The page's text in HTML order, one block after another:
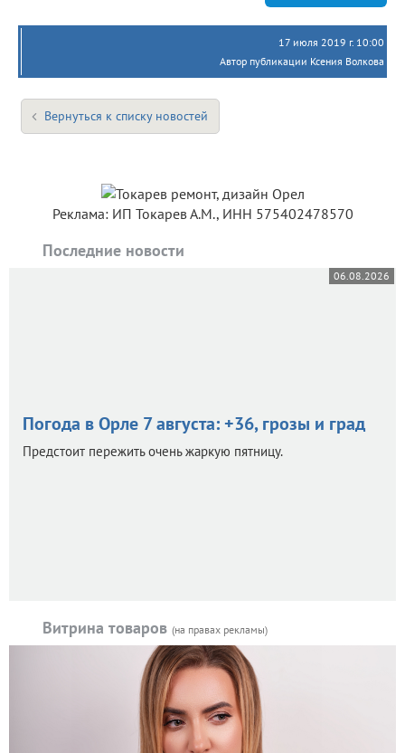
17 июля 2019 г. 10:00
Автор публикации Ксения Волкова
Вернуться к списку новостей
Реклама: ИП Токарев А.М., ИНН 575402478570
Последние новости
06.08.2026
Погода в Орле 7 августа: +36, грозы и град
Предстоит пережить очень жаркую пятницу.
Витрина товаров (на правах рекламы)